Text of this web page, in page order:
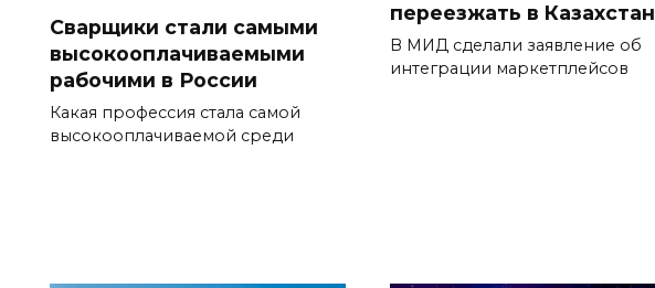
Сварщики стали самыми
высокооплачиваемыми
рабочими в России
Какая профессия стала самой
высокооплачиваемой среди
переезжать в Казахстан
В МИД сделали заявление об
интеграции маркетплейсов